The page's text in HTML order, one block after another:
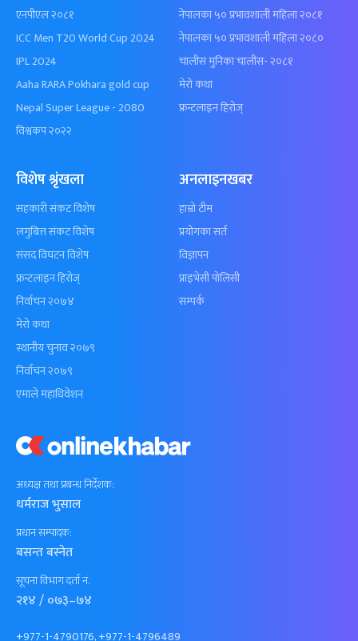
अध्यक्ष तथा प्रबन्ध निर्देशक:
धर्मराज भुसाल
प्रधान सम्पादक:
बसन्त बस्नेत
सूचना विभाग दर्ता नं.
२१४ / ०७३–७४
+977-1-4790176, +977-1-4796489
एनपीएल २०८१
ICC Men T20 World Cup 2024
IPL 2024
Aaha RARA Pokhara gold cup
Nepal Super League - 2080
विश्वकप २०२२
नेपालका ५० प्रभावशाली महिला २०८१
नेपालका ५० प्रभावशाली महिला २०८०
चालीस मुनिका चालीस- २०८१
मेरो कथा
फ्रन्टलाइन हिरोज्
विशेष श्रृंखला
सहकारी संकट विशेष
लगुबित्त संकट विशेष
संसद विघटन विशेष
फ्रन्टलाइन हिरोज्
निर्वाचन २०७४
मेरो कथा
स्थानीय चुनाव २०७९
निर्वाचन २०७९
एमाले महाधिवेशन
अनलाइनखबर
हाम्रो टीम
प्रयोगका सर्त
विज्ञापन
प्राइभेसी पोलिसी
सम्पर्क